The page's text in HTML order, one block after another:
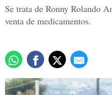
Se trata de Ronny Rolando
venta de medicamentos.